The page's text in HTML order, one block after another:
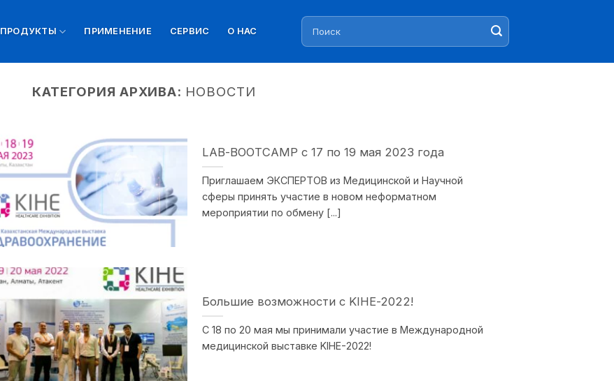
ПРОДУКТЫ ПРИМЕНЕНИЕ СЕРВИС О НАС
Искать:
КАТЕГОРИЯ АРХИВА: НОВОСТИ
LAB-BOOTCAMP с 17 по 19 мая 2023 года
Приглашаем ЭКСПЕРТОВ из Медицинской и Научной
сферы принять участие в новом неформатном
мероприятии по обмену [...]
Большие возможности с KIHE-2022!
С 18 по 20 мая мы принимали участие в Международной
медицинской выставке KIHE-2022!